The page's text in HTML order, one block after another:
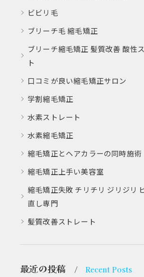
ビビリ毛
ブリーチ毛 縮毛矯正
ブリーチ縮毛矯正 髪質改善 酸性
ト
口コミが良い縮毛矯正サロン
学割縮毛矯正
水素ストレート
水素縮毛矯正
縮毛矯正とヘアカラーの同時施術
縮毛矯正上手い美容室
縮毛矯正失敗 チリチリ ジリジリ
直し専門
髪質改善ストレート
最近の投稿 Recent Posts